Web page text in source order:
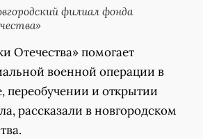
филиал фонда
Отечества» помогает
военной операции в
переобучении и открытии
рассказали в новгородском